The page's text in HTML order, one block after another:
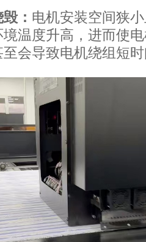
： 电机安装空间狭
温度升高，进而使
会导致电机绕组短